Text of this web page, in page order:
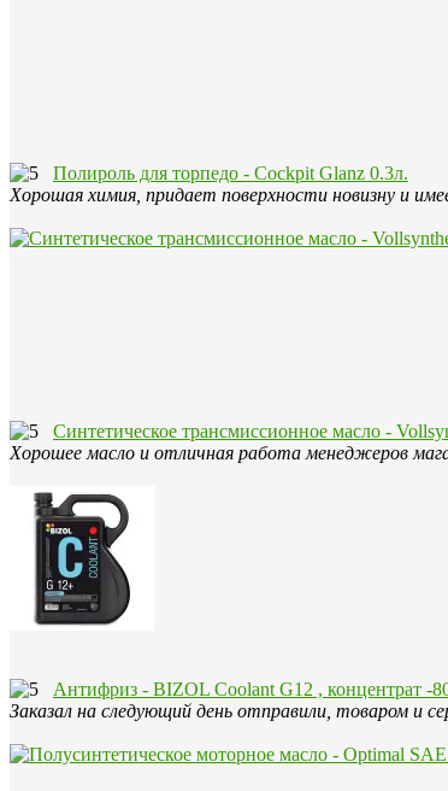
Полироль для торпедо - Cockpit Glanz 0.3л.
Хорошая химия, придает поверхности новизну и
Синтетическое трансмиссионное масло -
Хорошее масло и отличная работа менеджеров
Антифриз - BIZOL Coolant G12 , концентрат -
Заказал на следующий день отправили, товаром и